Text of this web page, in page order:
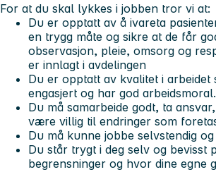
For at du skal lykkes i jobben tror vi at:
Du er opptatt av å ivareta
en trygg måte og sikre at de får
observasjon, pleie, omsorg og
er innlagt i avdelingen
Du er opptatt av kvalitet i
engasjert og har god arbeidsmoral.
Du må samarbeide godt, ta
være villig til endringer som
Du må kunne jobbe selvstendig
Du står trygt i deg selv og bevisst
begrensninger og hvor dine egne